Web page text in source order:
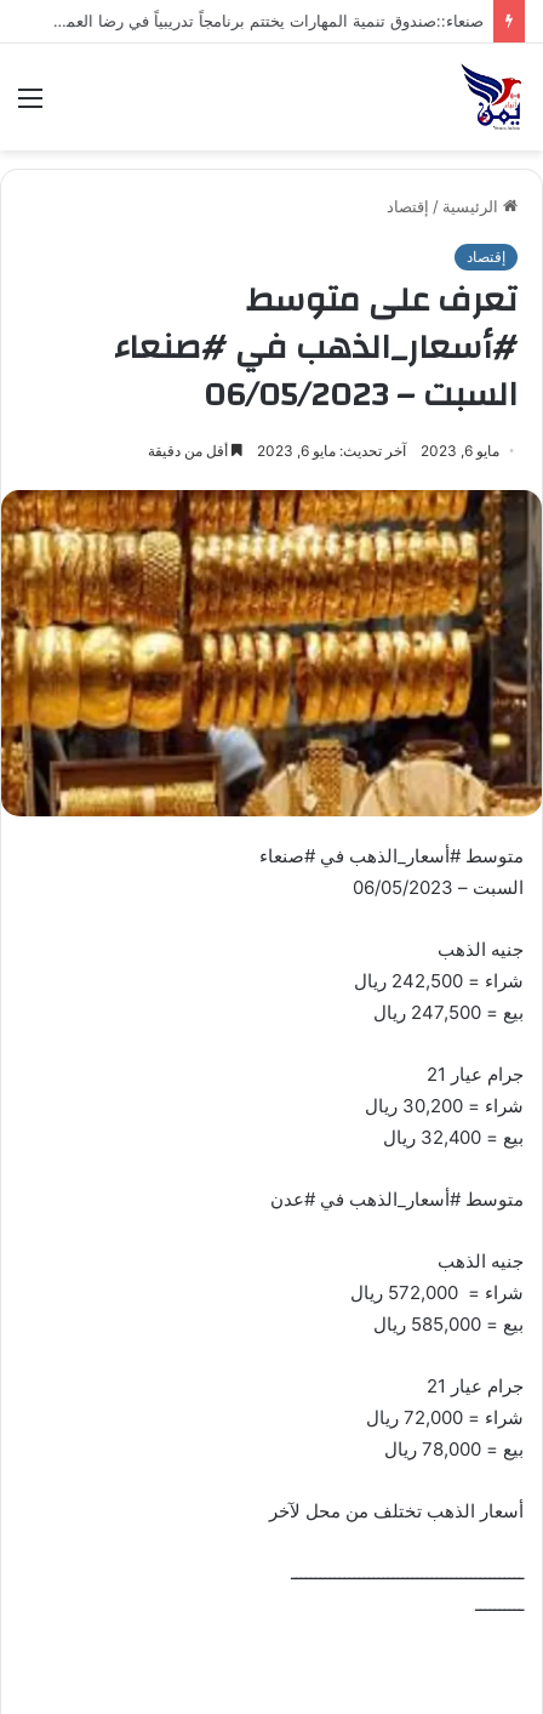
ضمن الاستعدادات للمولد النبوي.. المؤسسة العامة للطرق والجسور تنفذ أعمال التزيين وتفتتح جامعًا بمقرها بمدينة حجة
الرئيسية / إقتصاد
إقتصاد
تعرف على متوسط
#أسعار_الذهب في #صنعاء
السبت – 06/05/2023
مايو 6, 2023 آخر تحديث: مايو 6, 2023 أقل من دقيقة
متوسط #أسعار_الذهب في #صنعاء
السبت – 06/05/2023
جنيه الذهب
شراء = 242,500 ريال
بيع = 247,500 ريال
جرام عيار 21
شراء = 30,200 ريال
بيع = 32,400 ريال
متوسط #أسعار_الذهب في #عدن
جنيه الذهب
شراء = 572,000 ريال
بيع = 585,000 ريال
جرام عيار 21
شراء = 72,000 ريال
بيع = 78,000 ريال
أسعار الذهب تختلف من محل لآخر
ــــــــــــــــــــــــــــــــــــــــــــــــ
ــــــــــ